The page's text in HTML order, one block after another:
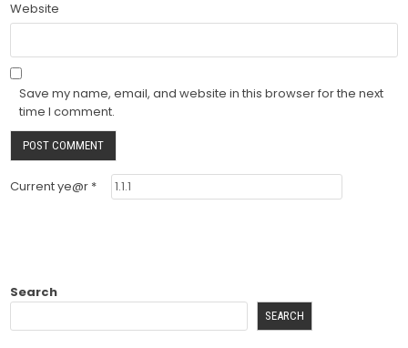
Website
Save my name, email, and website in this browser for the next
time I comment.
Current ye@r *
Search
SEARCH